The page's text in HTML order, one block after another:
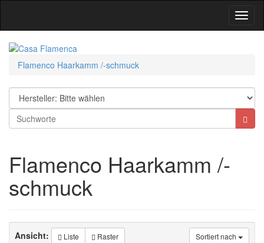
Flamenco Haarkamm /-schmuck
Flamenco Haarkamm /-
schmuck
Ansicht: Liste Raster Sortiert nach